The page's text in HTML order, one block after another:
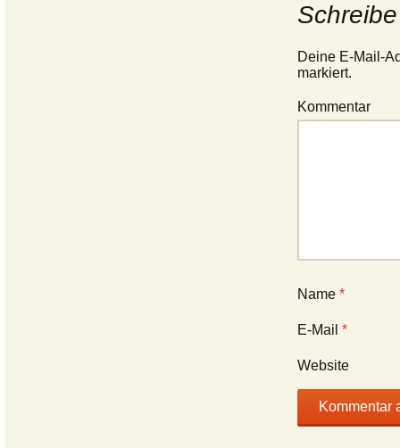
Deine E-Mail-
markiert.
Kommentar
Name *
E-Mail *
Website